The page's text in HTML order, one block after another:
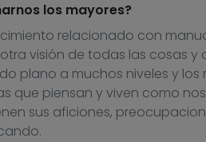
los mayores?
relacionado con
visión de todas las cosas y
plano a muchos niveles y
que piensan y viven como
sus aficiones,